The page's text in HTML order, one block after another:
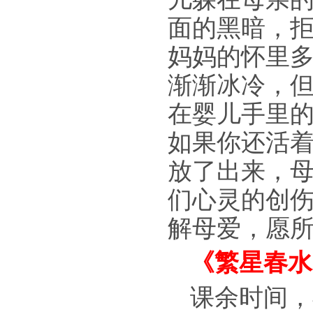
面的黑暗，
妈妈的怀里
渐渐冰冷，
在婴儿手里
如果你还活
放了出来，
们心灵的创
解母爱，愿
《繁星春
课余时间